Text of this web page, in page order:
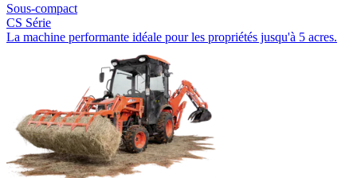
Sous-compact
CS Série
La machine performante idéale pour les propriétés jusqu'à 5 acres.